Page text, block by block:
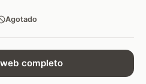
Agotado
completo